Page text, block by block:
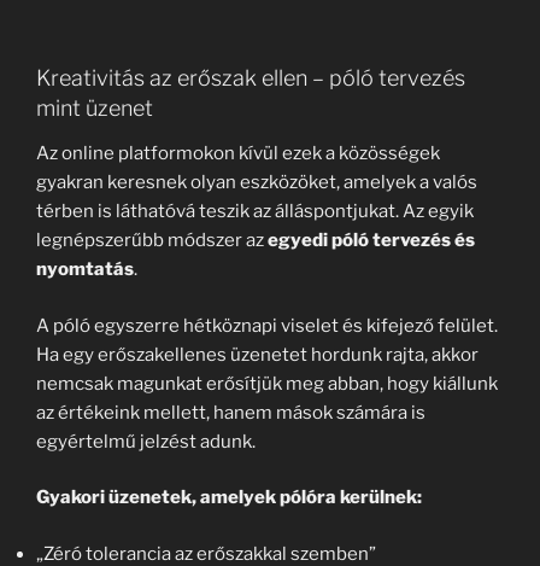
Kreativitás az erőszak ellen – póló tervezés
mint üzenet
Az online platformokon kívül ezek a közösségek
gyakran keresnek olyan eszközöket, amelyek a valós
térben is láthatóvá teszik az álláspontjukat. Az egyik
legnépszerűbb módszer azegyedi póló tervezés és
nyomtatás.
A póló egyszerre hétköznapi viselet és kifejező felület.
Ha egy erőszakellenes üzenetet hordunk rajta, akkor
nemcsak magunkat erősítjük meg abban, hogy kiállunk
az értékeink mellett, hanem mások számára is
egyértelmű jelzést adunk.
Gyakori üzenetek, amelyek pólóra kerülnek:
„Zéró tolerancia az erőszakkal szemben”